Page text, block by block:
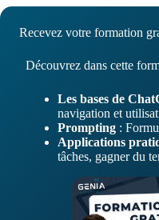
Recevez votre formation
Découvrez dans cette
Les bases de
navigation et
Prompting :
Applications
tâches, gagner du